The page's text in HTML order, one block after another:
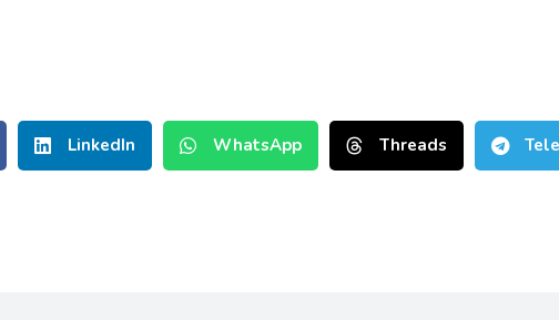
LinkedIn WhatsApp Threads